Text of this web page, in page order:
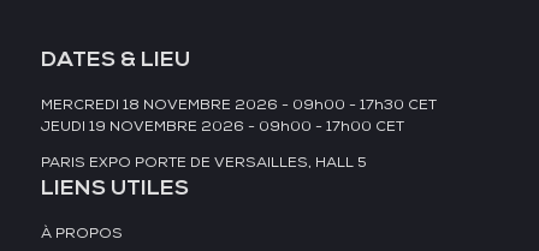
DATES & LIEU
MERCREDI 18 NOVEMBRE 2026 - 09h00 - 17h30 CET
JEUDI 19 NOVEMBRE 2026 - 09h00 - 17h00 CET
PARIS EXPO PORTE DE VERSAILLES, HALL 5
LIENS UTILES
À PROPOS